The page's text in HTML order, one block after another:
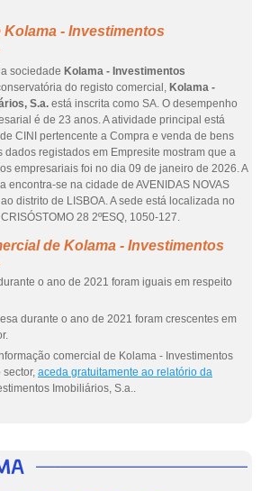
- Investimentos
sociedade Kolama - Investimentos
do registo comercial, Kolama -
S.a. está inscrita como SA. O desempenho
é de 23 anos. A atividade principal está
CINI pertencente a Compra e venda de bens
dados registados em Empresite mostram que a
empresariais foi no dia 09 de janeiro de 2026. A
encontra-se na cidade de AVENIDAS NOVAS
distrito de LISBOA. A sede está localizada no
28 2ºESQ, 1050-127.
de Kolama - Investimentos
o ano de 2021 foram iguais em respeito
durante o ano de 2021 foram crescentes em
comercial de Kolama - Investimentos
sector, aceda gratuitamente ao relatório da
Imobiliários, S.a..